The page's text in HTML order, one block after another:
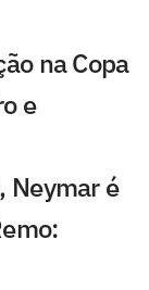
na Copa
e
Neymar é